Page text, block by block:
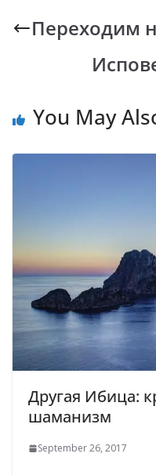
b
o
s
A
p
y
Li
n
Переходим
You May
Другая Ибица:
шаманизм
September 26, 2017